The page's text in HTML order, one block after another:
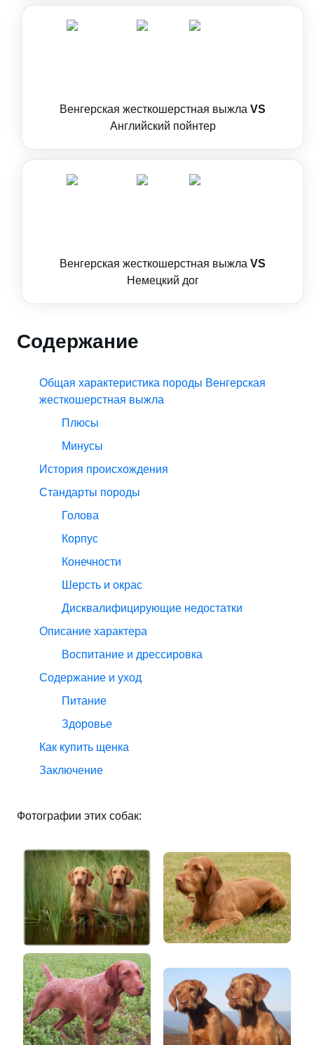
Венгерская жесткошерстная выжла VS
Английский пойнтер
Венгерская жесткошерстная выжла VS
Немецкий дог
Содержание
Общая характеристика породы Венгерская
жесткошерстная выжла
Плюсы
Минусы
История происхождения
Стандарты породы
Голова
Корпус
Конечности
Шерсть и окрас
Дисквалифицирующие недостатки
Описание характера
Воспитание и дрессировка
Содержание и уход
Питание
Здоровье
Как купить щенка
Заключение
Фотографии этих собак: